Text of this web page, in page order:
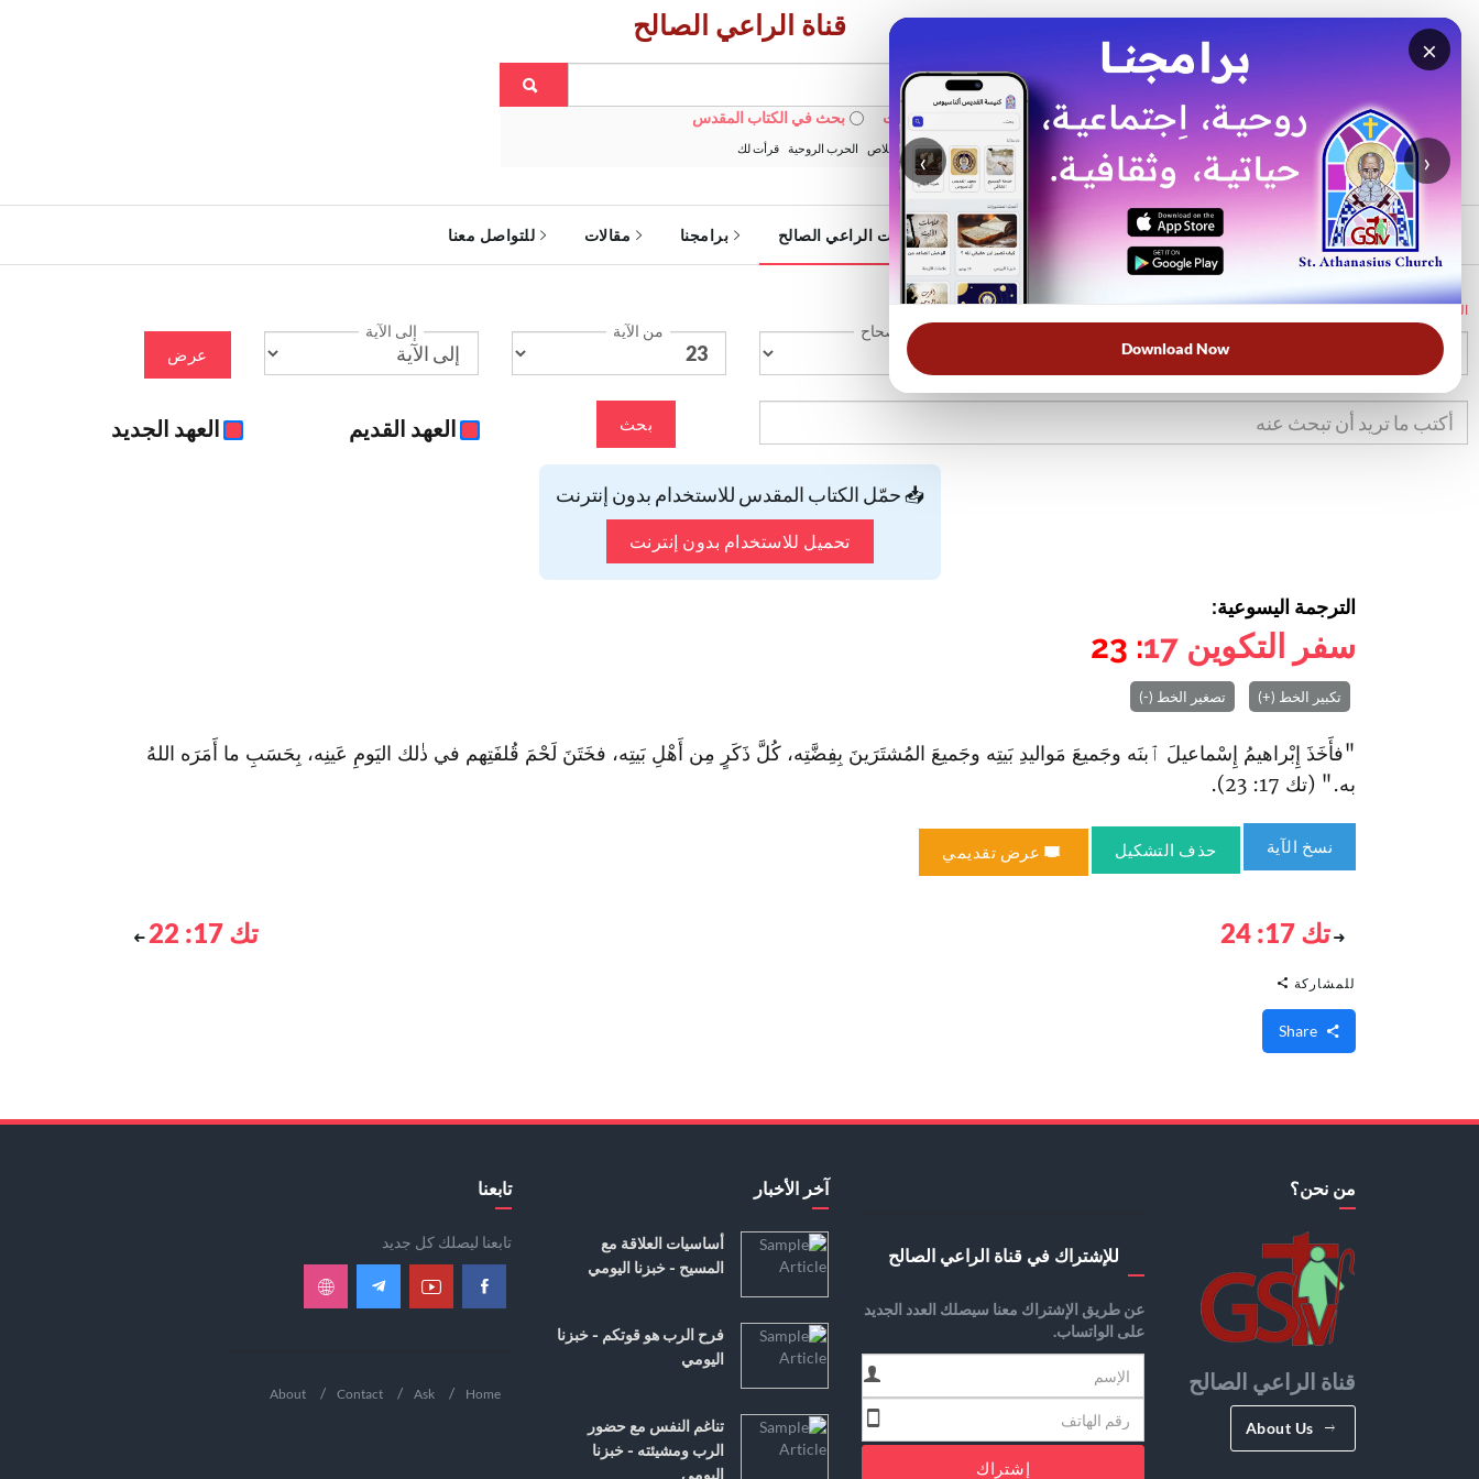
×
‹ ›
Download Now
قناة الراعي الصالح
بحث في الويبسايت بحث في الكتاب المقدس
الأكثر بحثًا: خبزنا اليومي الخلاص الحرب الروحية قرأت لك
الرئيسية خدمات الراعي الصالح برامجنا مقالات للتواصل معنا
الرئيسية
الإصحاح من الآية إلى الآية
عرض
بحث العهد القديم العهد الجديد
📥 حمّل الكتاب المقدس للاستخدام بدون إنترنت
تحميل للاستخدام بدون إنترنت
الترجمة اليسوعية:
سفر التكوين 17
: 23
تكبير الخط (+) تصغير الخط (-)
"فأَخَذَ إِبْراهيمُ إِسْماعيلَ ٱبنَه وجَميعَ مَواليدِ بَيتِه وجَميعَ المُشتَرَينَ بِفِضَّتِه، كُلَّ ذَكَرٍ مِن أَهْلِ بَيتِه، فخَتَنَ لَحْمَ قُلفَتِهم في ذٰلك اليَومِ عَينِه، بِحَسَبِ ما أَمَرَه اللهُ
به." (تك 17: 23).
نسخ الآية حذف التشكيل عرض تقديمي
تك 17: 24 تك 17: 22
للمشاركة
من نحن؟
قناة الراعي الصالح
About Us
للإشتراك في قناة الراعي الصالح
عن طريق الإشتراك معنا سيصلك العدد الجديد
على الواتساب.
إشتراك
آخر الأخبار
أساسيات العلاقة مع
المسيح - خبزنا اليومي
فرح الرب هو قوتكم - خبزنا
اليومي
تناغم النفس مع حضور
الرب ومشيئته - خبزنا
اليومي
تابعنا
تابعنا ليصلك كل جديد
Home
Ask
Contact
About